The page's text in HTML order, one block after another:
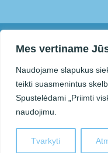
Mes vertiname
Naudojame slapukus
teikti suasmenintus
Spustelėdami „Priimti
naudojimu.
Tvarkyti
You can contact us
© 2025 Panevėžys Autism
Association “Lietaus vaikai”.
When copying or otherwise
reproducing the information
page, you must cite the